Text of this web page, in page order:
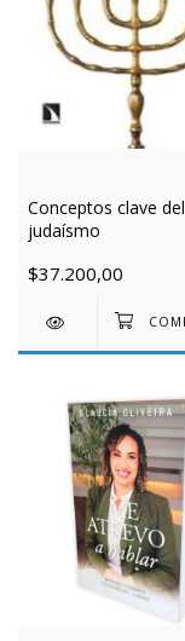
Conceptos clave del
judaísmo
$37.200,00